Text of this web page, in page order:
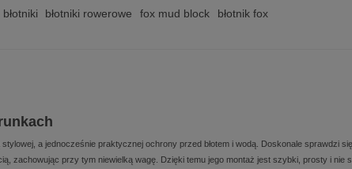
błotniki błotniki rowerowe fox mud block błotnik fox
a jednocześnie praktycznej ochrony przed błotem i wodą. Doskonale sprawdzi
zachowując przy tym niewielką wagę. Dzięki temu jego montaż jest szybki, prosty i nie